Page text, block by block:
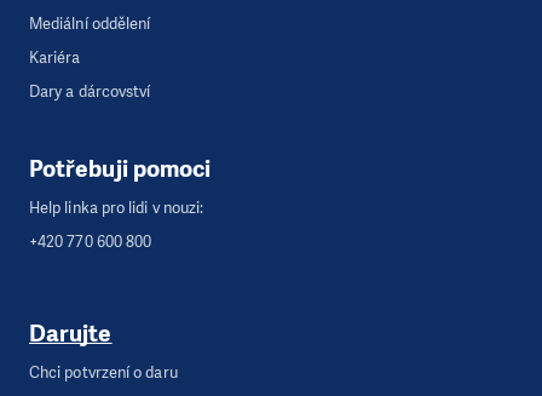
Mediální oddělení
Kariéra
Dary a dárcovství
Potřebuji pomoci
Help linka pro lidi v nouzi:
+420 770 600 800
Darujte
Chci potvrzení o daru